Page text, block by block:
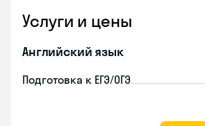
Услуги и цены
Английский язык
Подготовка к ЕГЭ/ОГЭ